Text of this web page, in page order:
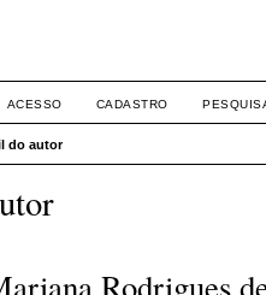
ACESSO CADASTRO
do autor